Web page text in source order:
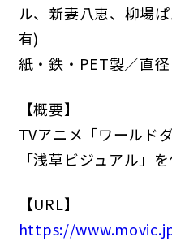
SYSTEM
MUSIC
ル、新妻八恵、柳場
有)
紙・鉄・PET製／直
【概要】
TVアニメ「ワールド
「浅草ビジュアル」
【URL】
https://